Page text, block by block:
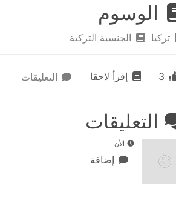
الوسوم
تركيا الجنسية التركية
إقرأ لاحقا التعليقات
التعليقات
الأن
إضافة